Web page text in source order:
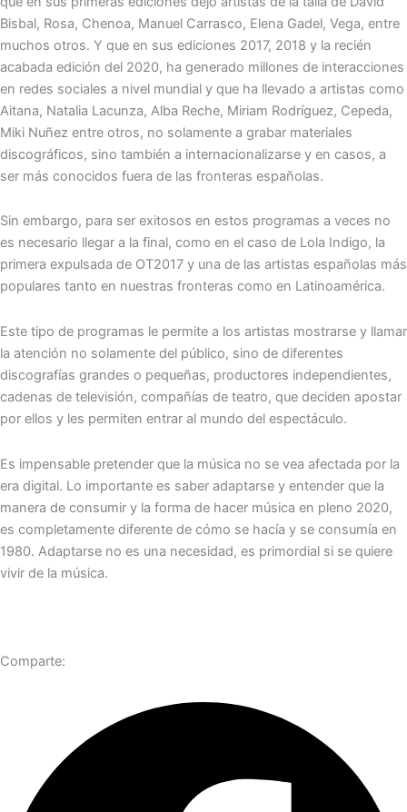
Bisbal, Rosa, Chenoa, Manuel Carrasco, Elena Gadel, Vega, entre
muchos otros. Y que en sus ediciones 2017, 2018 y la recién
acabada edición del 2020, ha generado millones de interacciones
en redes sociales a nivel mundial y que ha llevado a artistas como
Aitana, Natalia Lacunza, Alba Reche, Miriam Rodríguez, Cepeda,
Miki Nuñez entre otros, no solamente a grabar materiales
discográficos, sino también a internacionalizarse y en casos, a
ser más conocidos fuera de las fronteras españolas.
Sin embargo, para ser exitosos en estos programas a veces no
es necesario llegar a la final, como en el caso de Lola Indigo, la
primera expulsada de OT2017 y una de las artistas españolas más
populares tanto en nuestras fronteras como en Latinoamérica.
Este tipo de programas le permite a los artistas mostrarse y llamar
la atención no solamente del público, sino de diferentes
discografías grandes o pequeñas, productores independientes,
cadenas de televisión, compañías de teatro, que deciden apostar
por ellos y les permiten entrar al mundo del espectáculo.
Es impensable pretender que la música no se vea afectada por la
era digital. Lo importante es saber adaptarse y entender que la
manera de consumir y la forma de hacer música en pleno 2020,
es completamente diferente de cómo se hacía y se consumía en
1980. Adaptarse no es una necesidad, es primordial si se quiere
vivir de la música.
Comparte: